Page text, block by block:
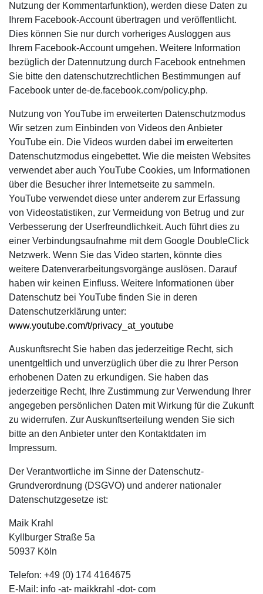
Nutzung der Kommentarfunktion), werden diese Daten zu
Ihrem Facebook-Account übertragen und veröffentlicht.
Dies können Sie nur durch vorheriges Ausloggen aus
Ihrem Facebook-Account umgehen. Weitere Information
bezüglich der Datennutzung durch Facebook entnehmen
Sie bitte den datenschutzrechtlichen Bestimmungen auf
Facebook unter de-de.facebook.com/policy.php.
Nutzung von YouTube im erweiterten Datenschutzmodus
Wir setzen zum Einbinden von Videos den Anbieter
YouTube ein. Die Videos wurden dabei im erweiterten
Datenschutzmodus eingebettet. Wie die meisten Websites
verwendet aber auch YouTube Cookies, um Informationen
über die Besucher ihrer Internetseite zu sammeln.
YouTube verwendet diese unter anderem zur Erfassung
von Videostatistiken, zur Vermeidung von Betrug und zur
Verbesserung der Userfreundlichkeit. Auch führt dies zu
einer Verbindungsaufnahme mit dem Google DoubleClick
Netzwerk. Wenn Sie das Video starten, könnte dies
weitere Datenverarbeitungsvorgänge auslösen. Darauf
haben wir keinen Einfluss. Weitere Informationen über
Datenschutz bei YouTube finden Sie in deren
Datenschutzerklärung unter:
www.youtube.com/t/privacy_at_youtube
Auskunftsrecht Sie haben das jederzeitige Recht, sich
unentgeltlich und unverzüglich über die zu Ihrer Person
erhobenen Daten zu erkundigen. Sie haben das
jederzeitige Recht, Ihre Zustimmung zur Verwendung Ihrer
angegeben persönlichen Daten mit Wirkung für die Zukunft
zu widerrufen. Zur Auskunftserteilung wenden Sie sich
bitte an den Anbieter unter den Kontaktdaten im
Impressum.
Der Verantwortliche im Sinne der Datenschutz-
Grundverordnung (DSGVO) und anderer nationaler
Datenschutzgesetze ist:
Maik Krahl
Kyllburger Straße 5a
50937 Köln
Telefon: +49 (0) 174 4164675
E-Mail: info -at- maikkrahl -dot- com